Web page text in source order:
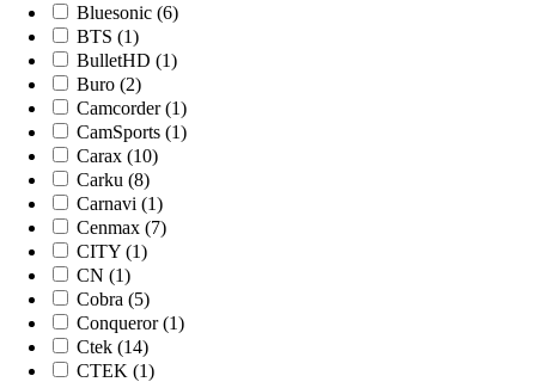
Bluesonic (6)
BTS (1)
BulletHD (1)
Buro (2)
Camcorder (1)
CamSports (1)
Carax (10)
Carku (8)
Carnavi (1)
Cenmax (7)
CITY (1)
CN (1)
Cobra (5)
Conqueror (1)
Ctek (14)
CTEK (1)